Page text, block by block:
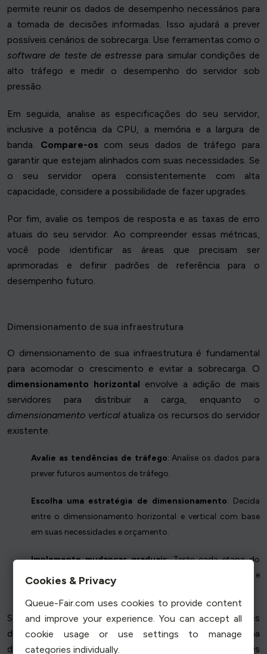
permite reunir os dados de desempenho necessários para
a tomada de decisões informadas. Isso ajudará a prever
possíveis cenários de sobrecarga. Use ferramentas como o
software de teste de estresse para simular condições de
alto tráfego e medir o desempenho do servidor sob
pressão.
Em seguida, analise as especificações do seu servidor,
inclusive a potência da CPU, a memória e a largura de
banda. Compare-os com seus dados de tráfego para
garantir que estejam alinhados com suas necessidades. Se
o seu servidor opera consistentemente com alta
capacidade, considere a possibilidade de fazer upgrades.
Por fim, avalie os tempos de resposta e as taxas de erro
atuais do seu servidor. Ao compreender essas métricas,
você pode identificar as áreas que precisam ser
aprimoradas e definir padrões de referência para o
desempenho futuro.
Dimensionamento de sua infraestrutura
O dimensionamento de sua infraestrutura é fundamental
para acomodar o crescimento e evitar a sobrecarga. O
dimensionamento horizontal envolve a adição de mais
servidores para distribuir a carga, enquanto o
dimensionamento verticalatualiza os recursos do servidor
existente.
Avalie as tendências de tráfego: Analise os dados para
prever futuros aumentos de tráfego.
Escolha uma estratégia de dimensionamento: Decida
entre o dimensionamento horizontal e vertical com base
em suas necessidades e orçamento.
Implemente mudanças graduais: Teste cada etapa do
dimensionamento para garantir uma integração perfeita e
Serviços de nuvem como AWS e Azure oferecem soluções
dimensionáveis que ajustam os recursos com base na
demanda, proporcionando flexibilidade e economia. Os
Cookies & Privacy
Queue-Fair.com uses cookies to provide content
and improve your experience. You can accept all
cookie usage or use settings to manage
categories individually.